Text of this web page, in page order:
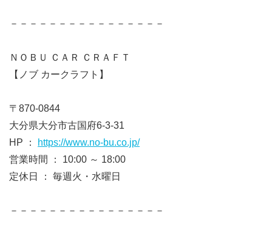
－－－－－－－－－－－－－－－－
ＮＯＢＵ ＣＡＲ ＣＲＡＦＴ
【ノブ カークラフト】
〒870-0844
大分県大分市古国府6-3-31
HP ：
https://www.no-bu.co.jp/
営業時間 ： 10:00 ～ 18:00
定休日 ： 毎週火・水曜日
－－－－－－－－－－－－－－－－